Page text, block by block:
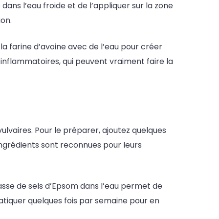
l’eau froide et de l’appliquer sur la zone
farine d’avoine avec de l’eau pour créer
qui peuvent vraiment faire la
Pour le préparer, ajoutez quelques
sont reconnues pour leurs
de sels d’Epsom dans l’eau permet de
quelques fois par semaine pour en